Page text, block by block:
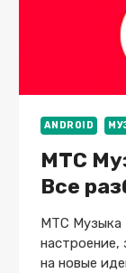
ANDROID
МТС
Все
МТС Музыка
на новые